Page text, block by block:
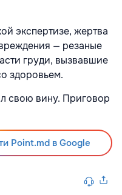
экспертизе, жертва
— резаные
груди, вызвавшие
здоровьем.
свою вину. Приговор
Point.md в Google